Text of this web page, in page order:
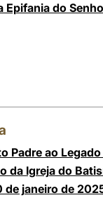
Epifania do
Padre ao
da Igreja do
de janeiro de